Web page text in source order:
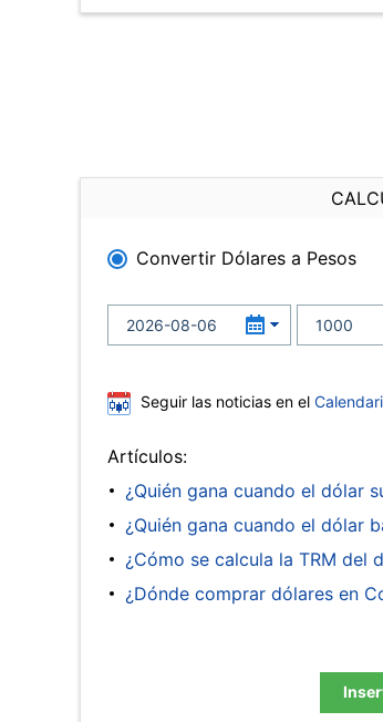
Convertir Dólares a Pesos
Seguir las noticias en el
Artículos:
¿Quién gana cuando el dólar
¿Quién gana cuando el dólar
¿Cómo se calcula la TRM del
¿Dónde comprar dólares en